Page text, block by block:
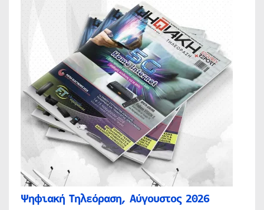
Ψηφιακή Τηλεόραση, Αύγουστος 2026